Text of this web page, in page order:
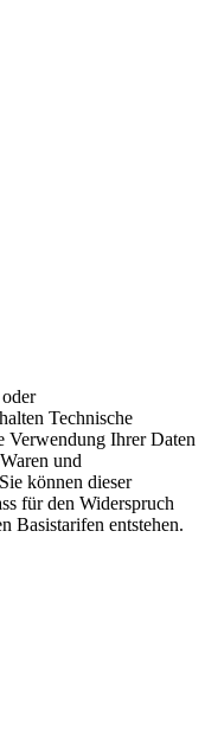
Technische
Verwendung Ihrer Daten
und
können dieser
für den Widerspruch
Basistarifen entstehen.